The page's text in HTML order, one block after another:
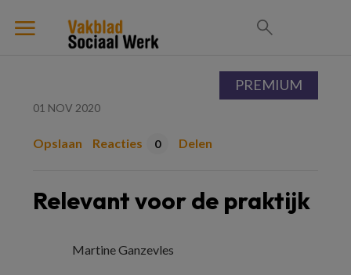
01 NOV 2020
Opslaan Reacties 0 Delen
Relevant voor de praktijk
Martine Ganzevles
PREMIUM